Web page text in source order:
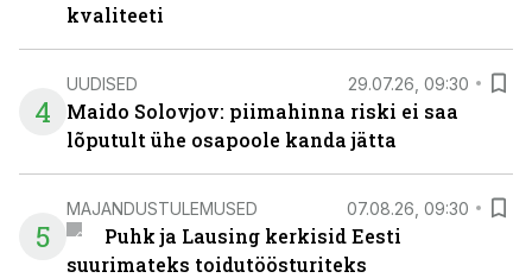
kvaliteeti
4
UUDISED 29.07.26, 09:30
Maido Solovjov: piimahinna riski ei saa
lõputult ühe osapoole kanda jätta
5
MAJANDUSTULEMUSED 07.08.26, 09:30
Puhk ja Lausing kerkisid Eesti
suurimateks toidutöösturiteks